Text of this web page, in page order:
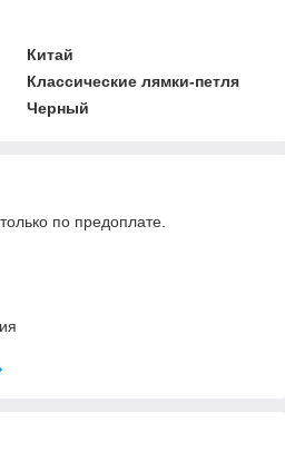
Китай
Классические лямки-петля
Черный
по предоплате.